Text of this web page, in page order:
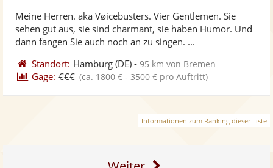
Meine Herren. aka Vøicebusters. Vier Gentlemen. Sie
sehen gut aus, sie sind charmant, sie haben Humor. Und
dann fangen Sie auch noch an zu singen. ...
Standort: Hamburg (DE) -95 km von Bremen
Gage: €€€ (ca. 1800 € - 3500 € pro Auftritt)
Informationen zum Ranking dieser Liste